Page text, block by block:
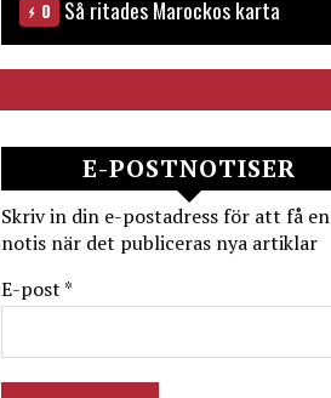
0 Så ritades Marockos karta
E-POSTNOTISER
Skriv in din e-postadress för att få en
notis när det publiceras nya artiklar
E-post *